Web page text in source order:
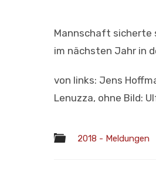
Mannschaft sicherte
im nächsten Jahr in
von links: Jens
Lenuzza, ohne Bild:
2018 - Meldungen